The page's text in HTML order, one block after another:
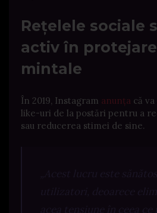
Rețelele sociale
activ în
mintale
În 2019, Instagram anunța că
like-uri de la postări pentru a
sau reducerea stimei de sine.